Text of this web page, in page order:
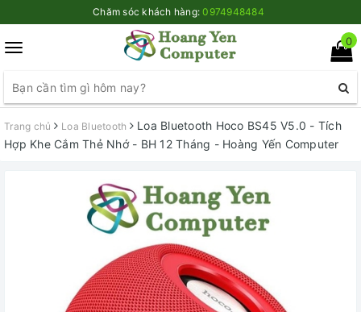
Chăm sóc khách hàng:0974948484
Toggle
0
Trang chủ Loa Bluetooth
Loa Bluetooth Hoco BS45 V5.0 - Tích
Hợp Khe Cắm Thẻ Nhớ - BH 12 Tháng - Hoàng Yến Computer